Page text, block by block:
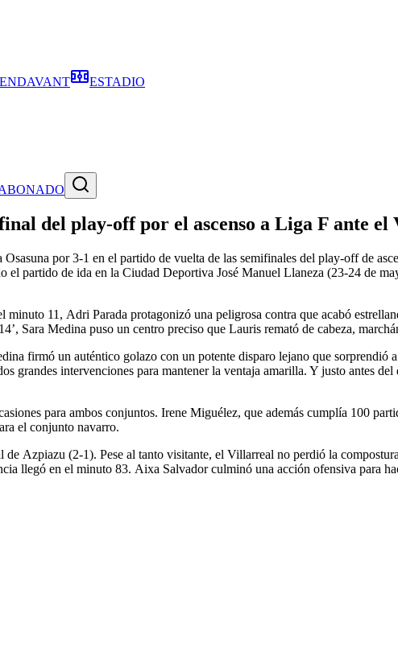
ENDAVANT ESTADIO
del play-off por el ascenso a Liga F ante el
por 3-1 en el partido de vuelta de las semifinales del play-off de
el partido de ida en la Ciudad Deportiva José Manuel Llaneza (23-24 de
11, Adri Parada protagonizó una peligrosa contra que acabó
Sara Medina puso un centro preciso que Lauris remató de cabeza,
firmó un auténtico golazo con un potente disparo lejano que sorprendió
grandes intervenciones para mantener la ventaja amarilla. Y justo antes
para ambos conjuntos. Irene Miguélez, que además cumplía 100
el conjunto navarro.
Azpiazu (2-1). Pese al tanto visitante, el Villarreal no perdió la
llegó en el minuto 83. Aixa Salvador culminó una acción ofensiva para